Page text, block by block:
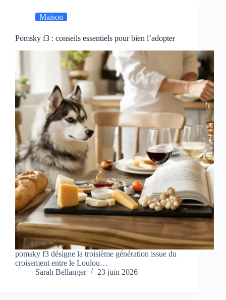
Maison
Pomsky f3 : conseils essentiels pour bien l’adopter
pomsky f3 désigne la troisième génération issue du
croisement entre le Loulou…
Sarah Bellanger
23 juin 2026